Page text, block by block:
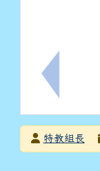
上一筆：
發布者特教組長